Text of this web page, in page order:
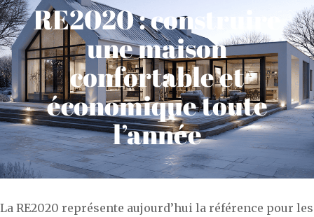
RE2020 : construire
une maison
confortable et
économique toute
l’année
La RE2020 représente aujourd’hui la référence pour les